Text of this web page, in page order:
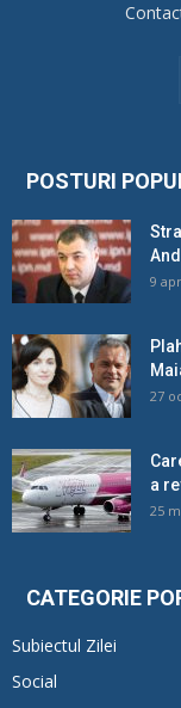
POSTURI
9
27
a
25
CATEGORIE
Subiectul Zilei
Social